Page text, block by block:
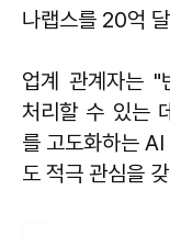
나랩스를 20억
업계 관계자는 "
처리할 수 있는
를 고도화하는
도 적극 관심을